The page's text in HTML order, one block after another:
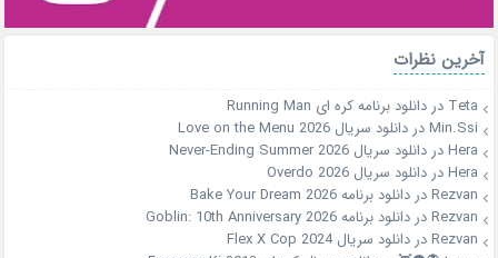
آخرین نظرات
Teta دردانلود برنامه کره ای Running Man
Min.Ssiدردانلود سریال Love on the Menu 2026
Heraدردانلود سریال Never-Ending Summer 2026
Heraدردانلود سریال Overdo 2026
Rezvanدردانلود برنامه Bake Your Dream 2026
Rezvanدردانلود برنامه Goblin: 10th Anniversary 2026
Rezvanدردانلود سریال Flex X Cop 2024